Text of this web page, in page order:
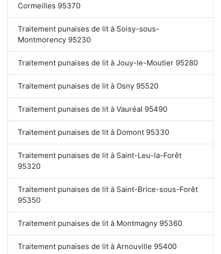
Cormeilles 95370
Traitement punaises de lit à Soisy-sous-
Montmorency 95230
Traitement punaises de lit à Jouy-le-Moutier 95280
Traitement punaises de lit à Osny 95520
Traitement punaises de lit à Vauréal 95490
Traitement punaises de lit à Domont 95330
Traitement punaises de lit à Saint-Leu-la-Forêt
95320
Traitement punaises de lit à Saint-Brice-sous-Forêt
95350
Traitement punaises de lit à Montmagny 95360
Traitement punaises de lit à Arnouville 95400